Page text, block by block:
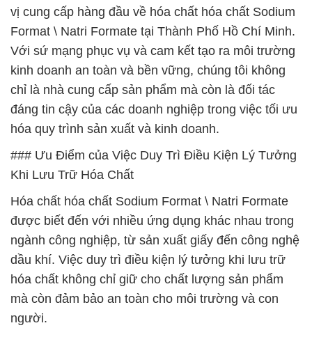
vị cung cấp hàng đầu về hóa chất hóa chất Sodium
Format \ Natri Formate tại Thành Phố Hồ Chí Minh.
Với sứ mạng phục vụ và cam kết tạo ra môi trường
kinh doanh an toàn và bền vững, chúng tôi không
chỉ là nhà cung cấp sản phẩm mà còn là đối tác
đáng tin cậy của các doanh nghiệp trong việc tối ưu
hóa quy trình sản xuất và kinh doanh.
### Ưu Điểm của Việc Duy Trì Điều Kiện Lý Tưởng
Khi Lưu Trữ Hóa Chất
Hóa chất hóa chất Sodium Format \ Natri Formate
được biết đến với nhiều ứng dụng khác nhau trong
ngành công nghiệp, từ sản xuất giấy đến công nghệ
dầu khí. Việc duy trì điều kiện lý tưởng khi lưu trữ
hóa chất không chỉ giữ cho chất lượng sản phẩm
mà còn đảm bảo an toàn cho môi trường và con
người.